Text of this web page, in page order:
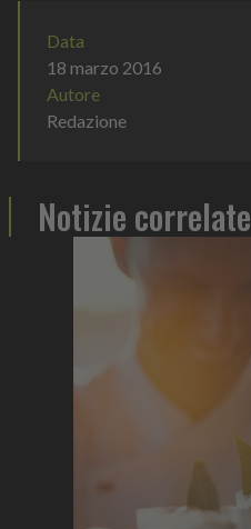
Data
18 marzo 2016
Autore
Redazione
Notizie correlate